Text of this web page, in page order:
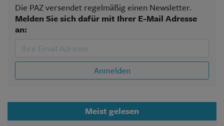
Die PAZ versendet regelmäßig einen Newsletter.
Melden Sie sich dafür mit Ihrer E-Mail Adresse
an:
Anmelden
Meist gelesen